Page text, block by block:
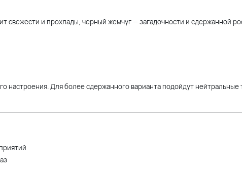
свежести и прохлады, черный жемчуг — загадочности и сдержанной
настроения. Для более сдержанного варианта подойдут нейтральные